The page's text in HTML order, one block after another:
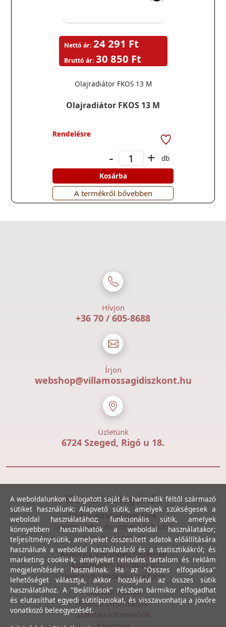
Olajradiátor FKOS 13 M
Olajradiátor FKOS 13 M
Nettó ár: 24 291 Ft
Bruttó ár: 30 850 Ft
Rendelésre
- +
db
Kosárba
A termékről bővebben
Hívjon
+36 70 / 605-8688
Írjon
webshop@villamossagidiszkont.hu
Üzletünk
6724 Szeged, Rigó u 18.
Kiemelt kategóriák
Utolsó darabos termékek
Gewiss szerelvényezhető dobozok
Csövek, csatornák
Általános Szerződési Feltételek
Adatvédelmi Nyilatkozat
Online vitarendezési platform
Céginformációk
Fizetési információk
Szállítási információk
A weboldalunkon válogatott saját és harmadik féltől származó
sütiket használunk: Alapvető sütik, amelyek szükségesek a
weboldal használatához; funkcionális sütik, amelyek
könnyebben használhatók a weboldal használatakor;
teljesítmény-sütik, amelyeket összesített adatok előállítására
használunk a weboldal használatáról és a statisztikákról; és
marketing cookie-k, amelyeket releváns tartalom és reklám
megjelenítésére használnak. Ha az "Összes elfogadása"
lehetőséget választja, akkor hozzájárul az összes sütik
használatához. A "Beállítások" részben bármikor elfogadhat
és elutasíthat egyedi sütitípusokat, és visszavonhatja a jövőre
vonatkozó beleegyezését.